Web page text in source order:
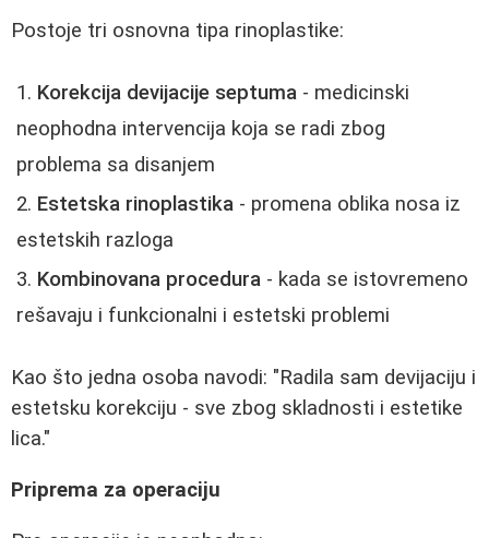
Postoje tri osnovna tipa rinoplastike:
Korekcija devijacije septuma - medicinski
neophodna intervencija koja se radi zbog
problema sa disanjem
Estetska rinoplastika - promena oblika nosa iz
estetskih razloga
Kombinovana procedura - kada se istovremeno
rešavaju i funkcionalni i estetski problemi
Kao što jedna osoba navodi: "Radila sam devijaciju i
estetsku korekciju - sve zbog skladnosti i estetike
lica."
Priprema za operaciju